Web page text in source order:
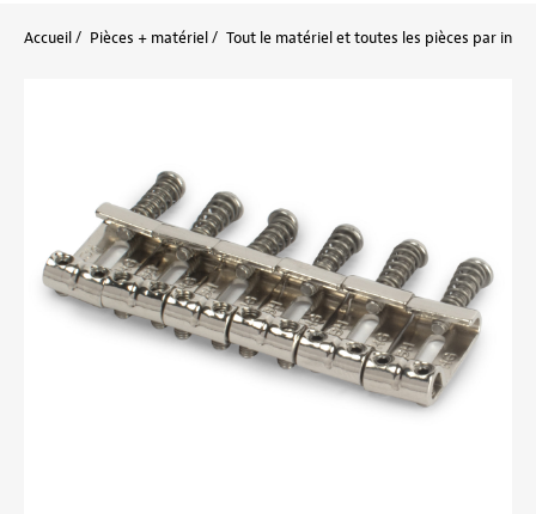
Accueil Pièces + matériel Tout le matériel et toutes les pièces par